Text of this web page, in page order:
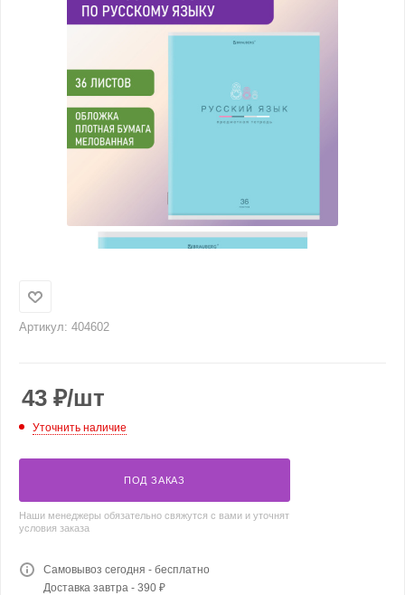
Артикул: 404602
43 ₽/шт
Уточнить наличие
ПОД ЗАКАЗ
Наши менеджеры обязательно свяжутся с вами и уточнят
условия заказа
Самовывоз сегодня - бесплатно
Доставка завтра - 390 ₽